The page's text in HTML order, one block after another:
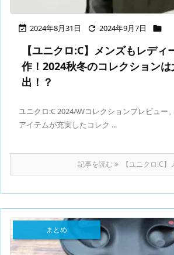
 2024年8月31日  2024年9月7日 
【ユニクロ:C】メンズもレディ
作！2024秋冬のコレクション
出！？
ユニクロ:C 2024AWコレクションプレビュー
アイテムが充実したコレク ...
記事を読む 【ユニクロ:C】
まとめ